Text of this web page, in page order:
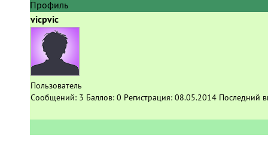
Профиль
vicpvic
Пользователь
Сообщений: 3 Баллов: 0 Регистрация: 08.05.2014 Последний